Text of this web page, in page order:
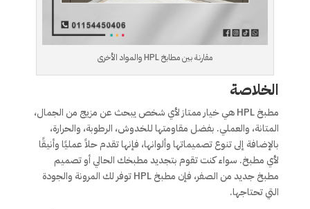
مقارنة بين مطابخ HPL والمواد الأخرى
الخلاصة
مطبخ HPL هي خيار ممتاز لأي شخص يبحث عن مزيج من الجمال،
المتانة، والعملي. بفضل مقاومتها للخدوش، الرطوبة، والحرارة،
بالإضافة إلى تنوع تصميماتها وألوانها، فإنها تقدم حلاً عمليًا وأنيقًا
لأي مطبخ. سواء كنت تقوم بتجديد مطبخك الحالي أو تصميم
مطبخ جديد من الصفر، فإن مطبخ HPL توفر لك المرونة والجودة
التي تحتاجها.